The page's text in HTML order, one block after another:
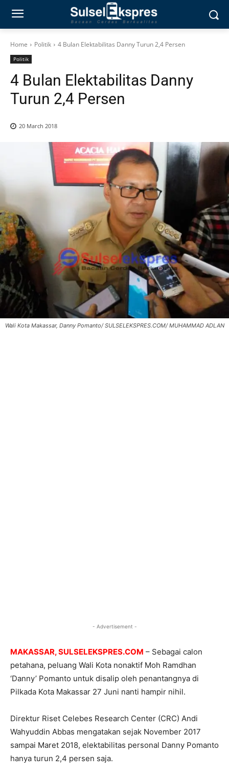
Home Politik 4 Bulan Elektabilitas Danny Turun 2,4 Persen
Politik
4 Bulan Elektabilitas Danny
Turun 2,4 Persen
20 March 2018
Wali Kota Makassar, Danny Pomanto/ SULSELEKSPRES.COM/ MUHAMMAD ADLAN
- Advertisement -
MAKASSAR, SULSELEKSPRES.COM – Sebagai calon
petahana, peluang Wali Kota nonaktif Moh Ramdhan
‘Danny’ Pomanto untuk disalip oleh penantangnya di
Pilkada Kota Makassar 27 Juni nanti hampir nihil.
Direktur Riset Celebes Research Center (CRC) Andi
Wahyuddin Abbas mengatakan sejak November 2017
sampai Maret 2018, elektabilitas personal Danny Pomanto
hanya turun 2,4 persen saja.